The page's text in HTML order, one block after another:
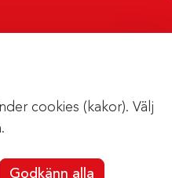
cookies (kakor). Välj
Godkänn alla